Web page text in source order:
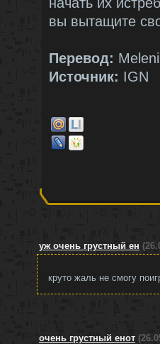
вы вытащите
Перевод:
Источник: IGN
уж очень грустный ен
круто жаль не смогу
очень грустный енот